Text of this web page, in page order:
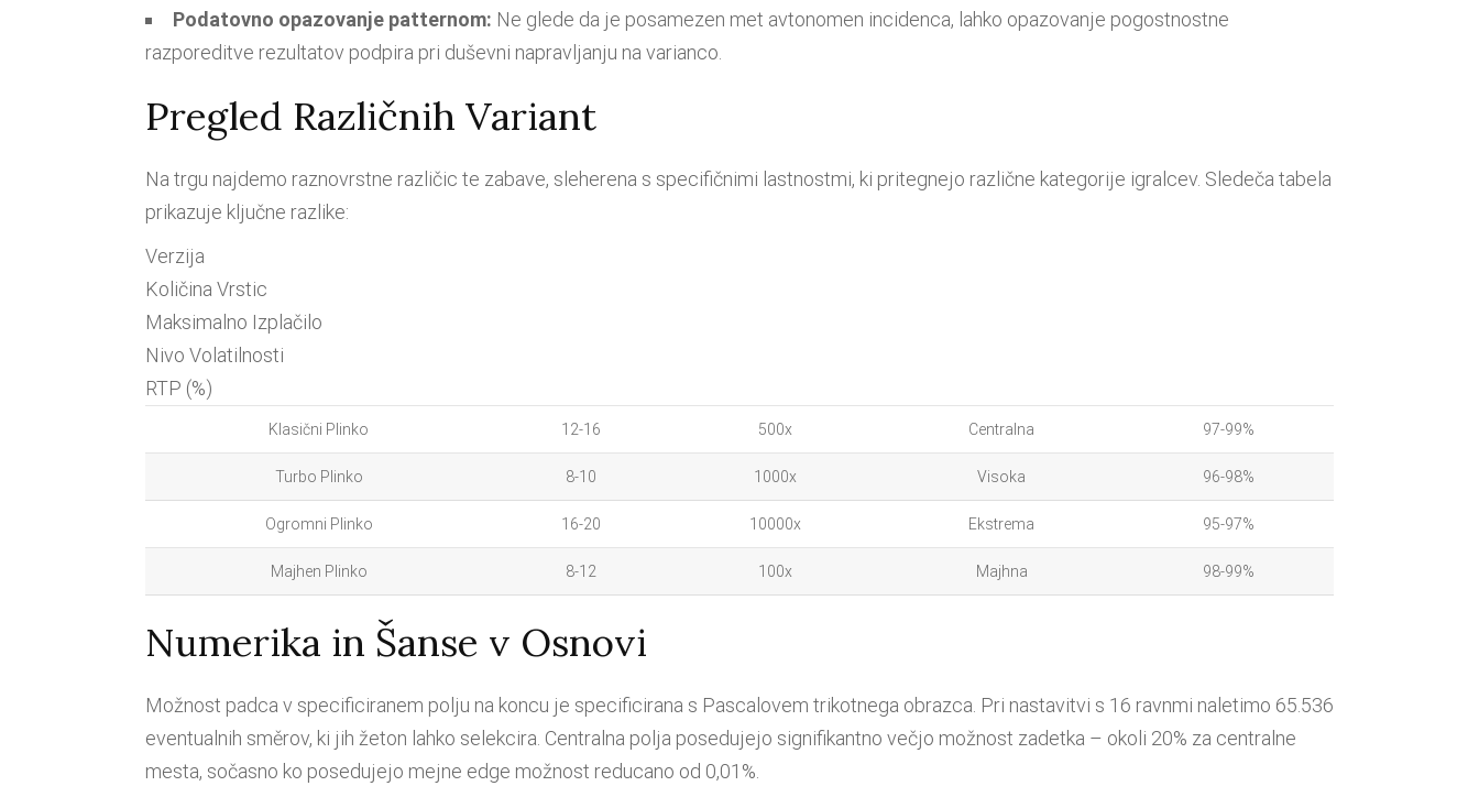
Podatovno opazovanje patternom: Ne glede da je posamezen met avtonomen incidenca, lahko opazovanje pogostnostne
razporeditve rezultatov podpira pri duševni napravljanju na varianco.
Pregled Različnih Variant
Na trgu najdemo raznovrstne različic te zabave, sleherena s specifičnimi lastnostmi, ki pritegnejo različne kategorije igralcev. Sledeča tabela
prikazuje ključne razlike:
Verzija
Količina Vrstic
Maksimalno Izplačilo
Nivo Volatilnosti
RTP (%)
Klasični Plinko 12-16 500x Centralna 97-99%
Turbo Plinko 8-10 1000x Visoka 96-98%
Ogromni Plinko 16-20 10000x Ekstrema 95-97%
Majhen Plinko 8-12 100x Majhna 98-99%
Numerika in Šanse v Osnovi
Možnost padca v specificiranem polju na koncu je specificirana s Pascalovem trikotnega obrazca. Pri nastavitvi s 16 ravnmi naletimo 65.536
eventualnih směrov, ki jih žeton lahko selekcira. Centralna polja posedujejo signifikantno večjo možnost zadetka – okoli 20% za centralne
mesta, sočasno ko posedujejo mejne edge možnost reducano od 0,01%.